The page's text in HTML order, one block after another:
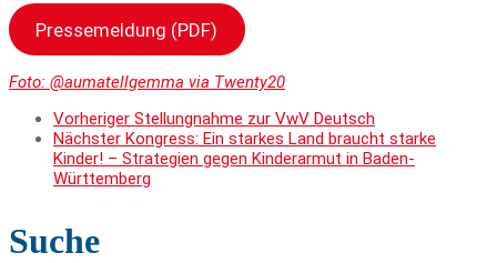
Pressemeldung (PDF)
Foto: @aumatellgemma via Twenty20
Vorheriger Stellungnahme zur VwV Deutsch
Nächster Kongress: Ein starkes Land braucht starke
Kinder! – Strategien gegen Kinderarmut in Baden-
Württemberg
Suche